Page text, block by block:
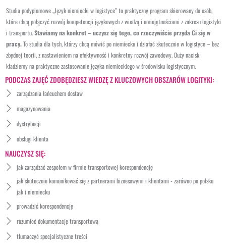
Studia podyplomowe „Język niemiecki w logistyce” to praktyczny program skierowany do osób,
które chcą połączyć rozwój kompetencji językowych z wiedzą i umiejętnościami z zakresu logistyki
i transportu.Stawiamy na konkret – uczysz się tego, co rzeczywiście przyda Ci się w
pracy.To studia dla tych, którzy chcą mówić po niemiecku i działać skutecznie w logistyce – bez
zbędnej teorii, z nastawieniem na efektywność i konkretny rozwój zawodowy. Duży nacisk
kładziemy na praktyczne zastosowanie języka niemieckiego w środowisku logistycznym.
PODCZAS ZAJĘĆ ZDOBĘDZIESZ WIEDZĘ Z KLUCZOWYCH OBSZARÓW LOGITYKI:
zarządzania łańcuchem dostaw
magazynowania
dystrybucji
obsługi klienta
NAUCZYSZ SIĘ:
jak zarządzać zespołem w firmie transportowej korespondencję
jak skutecznie komunikować się z partnerami biznesowymi i klientami - zarówno po polsku
jak i niemiecku
prowadzić korespondencję
rozumieć dokumentację transportową
tłumaczyć specjalistyczne treści